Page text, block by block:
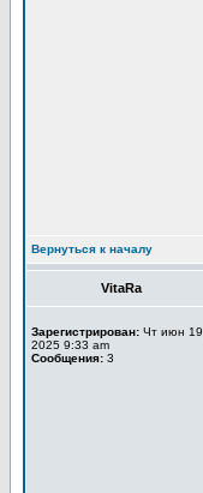
Вернуться к началу
VitaRa
Зарегистрирован: Чт июн 19,
2025 9:33 am
Сообщения: 3